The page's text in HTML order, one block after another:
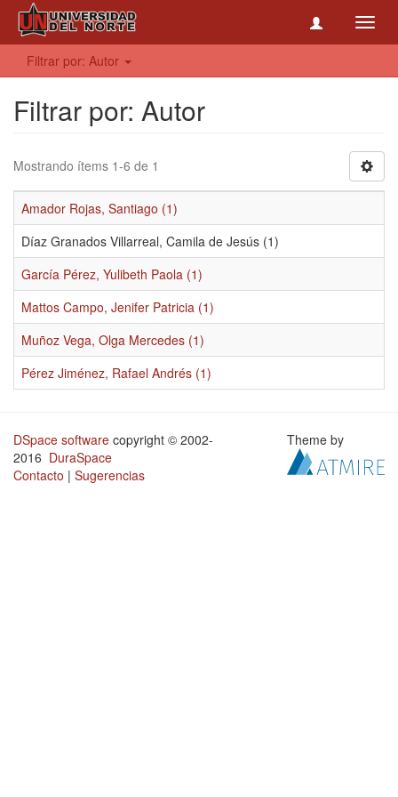
Filtrar por: Autor
Filtrar por: Autor
Mostrando ítems 1-6 de 1
Amador Rojas, Santiago (1)
Díaz Granados Villarreal, Camila de Jesús (1)
García Pérez, Yulibeth Paola (1)
Mattos Campo, Jenifer Patricia (1)
Muñoz Vega, Olga Mercedes (1)
Pérez Jiménez, Rafael Andrés (1)
DSpace software copyright © 2002-
2016 DuraSpace
Contacto | Sugerencias
Theme by